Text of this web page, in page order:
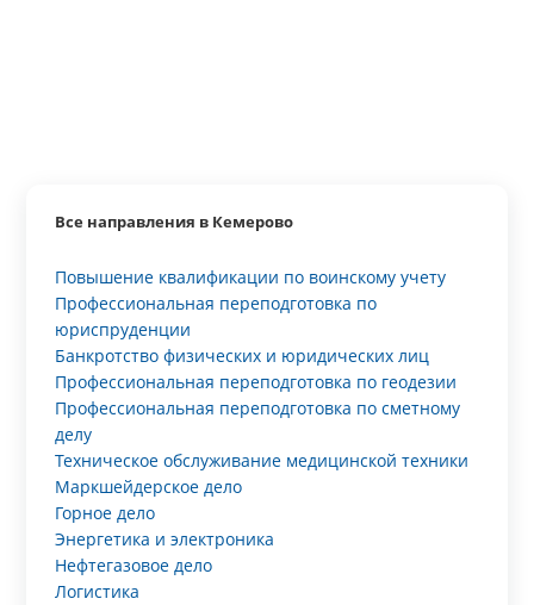
Все направления в Кемерово
Повышение квалификации по воинскому учету
Профессиональная переподготовка по
юриспруденции
Банкротство физических и юридических лиц
Профессиональная переподготовка по геодезии
Профессиональная переподготовка по сметному
делу
Техническое обслуживание медицинской техники
Маркшейдерское дело
Горное дело
Энергетика и электроника
Нефтегазовое дело
Логистика